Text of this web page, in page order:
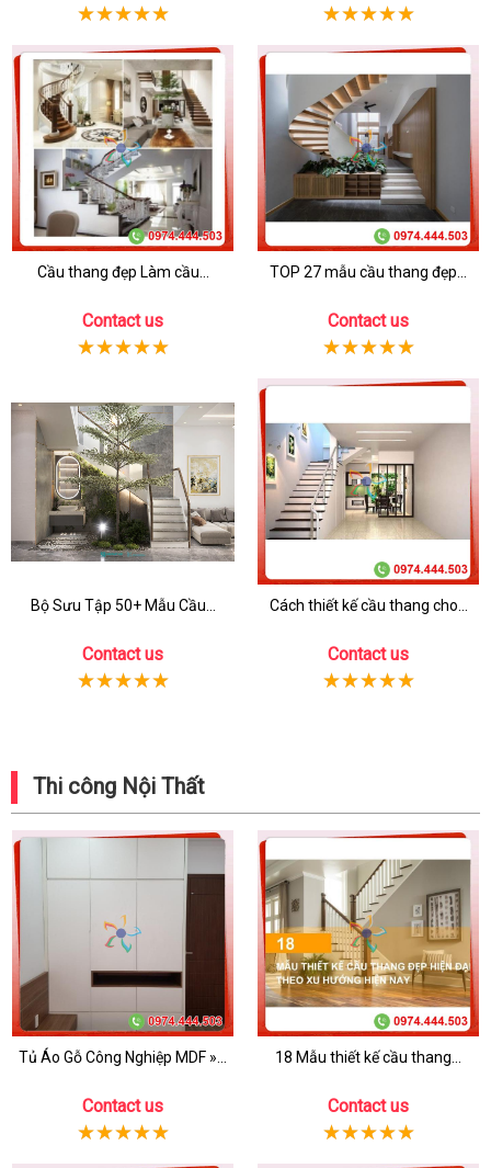
Cầu thang đẹp Làm cầu...
Contact us
TOP 27 mẫu cầu thang đẹp...
Contact us
Bộ Sưu Tập 50+ Mẫu Cầu...
Contact us
Cách thiết kế cầu thang cho...
Contact us
Thi công Nội Thất
Tủ Áo Gỗ Công Nghiệp MDF »...
Contact us
18 Mẫu thiết kế cầu thang...
Contact us